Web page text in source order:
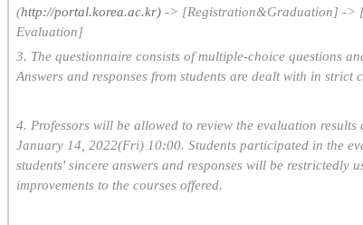
(http://portal.korea.ac.kr)-> [Registration&Graduation] ->
Evaluation]
3. The questionnaire consists of multiple-choice questions
Answers and responses from students are dealt with in strict
4. Professors will be allowed to review the evaluation results
January 14, 2022(Fri) 10:00. Students participated in the
students' sincere answers and responses will be restrictedly
improvements to the courses offered.